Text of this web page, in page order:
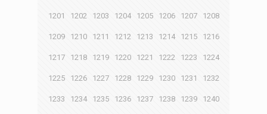
1201 1202 1203 1204 1205 1206 1207 1208
1209 1210 1211 1212 1213 1214 1215 1216
1217 1218 1219 1220 1221 1222 1223 1224
1225 1226 1227 1228 1229 1230 1231 1232
1233 1234 1235 1236 1237 1238 1239 1240